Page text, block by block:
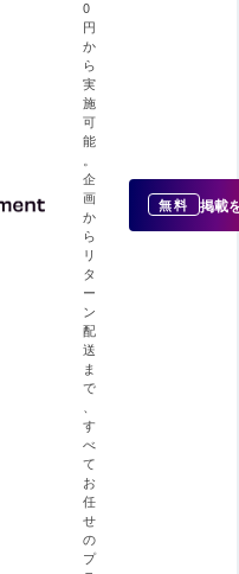
0
円
か
ら
実
施
可
能
企
画
か
ら
リ
タ
ー
ン
配
送
ま
で
す
べ
て
お
任
せ
の
プ
無料 掲載